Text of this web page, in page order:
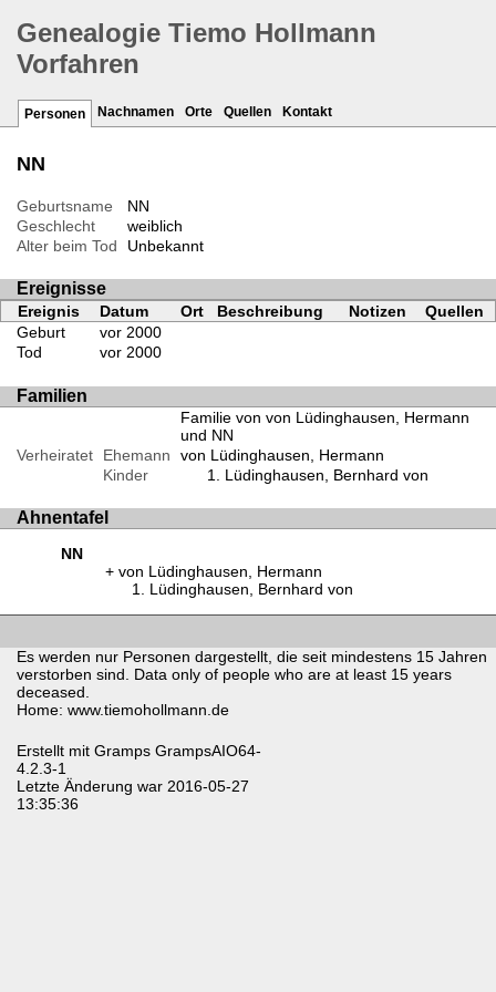
Genealogie Tiemo Hollmann
Vorfahren
Personen Nachnamen Orte Quellen Kontakt
NN
Geburtsname
NN
Geschlecht
weiblich
Alter beim Tod
Unbekannt
Ereignisse
Ereignis Datum Ort Beschreibung Notizen
Quellen
Geburt
vor 2000
Tod
vor 2000
Familien
Familie von von Lüdinghausen, Hermann
und NN
Verheiratet
Ehemann
von Lüdinghausen, Hermann
Kinder
Lüdinghausen, Bernhard von
Ahnentafel
NN
von Lüdinghausen, Hermann
Lüdinghausen, Bernhard von
Es werden nur Personen dargestellt, die seit mindestens 15 Jahren
verstorben sind. Data only of people who are at least 15 years
deceased.
Home: www.tiemohollmann.de
Erstellt mit Gramps GrampsAIO64-
4.2.3-1
Letzte Änderung war 2016-05-27
13:35:36